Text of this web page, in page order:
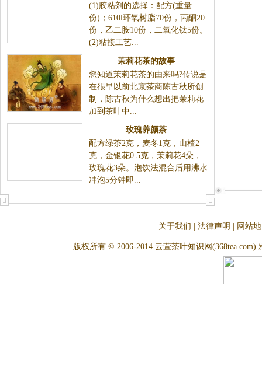
(1)胶粘剂的选择：配方(重量
份)；610l环氧树脂70份，丙酮20
份，乙二胺10份，二氧化钛5份。
(2)粘接工艺...
茉莉花茶的故事
您知道茉莉花茶的由来吗?传说是
在很早以前北京茶商陈古秋所创
制，陈古秋为什么想出把茉莉花
加到茶叶中...
玫瑰养颜茶
配方绿茶2克，麦冬1克，山楂2
克，金银花0.5克，茉莉花4朵，
玫瑰花3朵。泡饮法混合后用沸水
冲泡5分钟即...
关于我们 法律声明 网站
版权所有 © 2006-2014 云萱茶叶知识网